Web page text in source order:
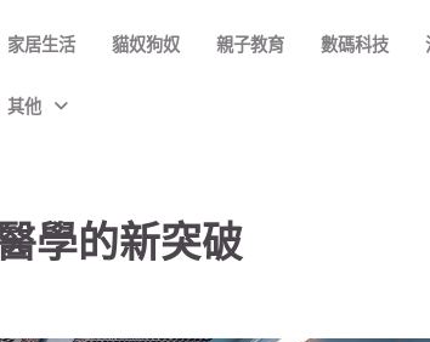
家居生活 貓奴狗奴 親子教育 數碼科技
其他
學的新突破